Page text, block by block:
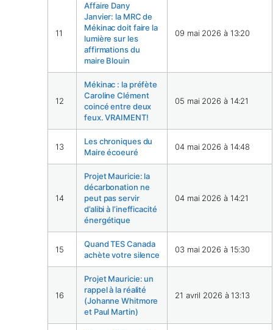
11
Affaire Dany
Janvier: la MRC de
Mékinac doit faire la
lumière sur les
affirmations du
maire Blouin
09 mai 2026 à 13:20
12
Mékinac : la préfète
Caroline Clément
coincé entre deux
feux. VRAIMENT!
05 mai 2026 à 14:21
13
Les chroniques du
Maire écoeuré
04 mai 2026 à 14:48
14
Projet Mauricie: la
décarbonation ne
peut pas servir
d’alibi à l’inefficacité
énergétique
04 mai 2026 à 14:21
15
Quand TES Canada
achète votre silence
03 mai 2026 à 15:30
16
Projet Mauricie: un
rappel à la réalité
(Johanne Whitmore
et Paul Martin)
21 avril 2026 à 13:13